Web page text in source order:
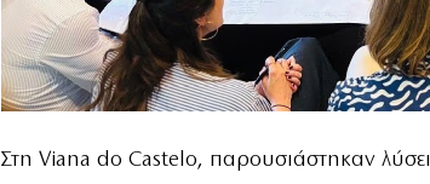
Στη Viana do Castelo, παρουσιάστηκαν